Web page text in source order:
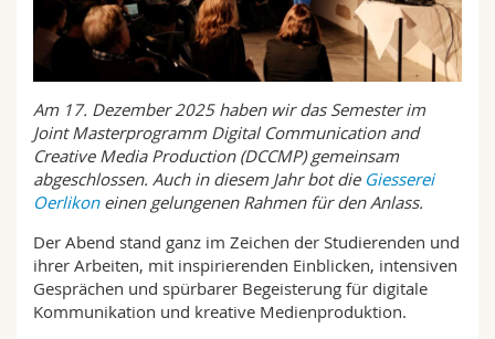
Math.-Nat. und Med. Fak.
Interfakultär
Mitarbeitende
Webmail
Vorlesungsverzeichnis
MyUnifr
Am 17. Dezember 2025 haben wir das Semester im
Joint Masterprogramm Digital Communication and
Creative Media Production (DCCMP) gemeinsam
abgeschlossen. Auch in diesem Jahr bot die Giesserei
Oerlikoneinen gelungenen Rahmen für den Anlass.
Der Abend stand ganz im Zeichen der Studierenden und
ihrer Arbeiten, mit inspirierenden Einblicken, intensiven
Gesprächen und spürbarer Begeisterung für digitale
Kommunikation und kreative Medienproduktion.